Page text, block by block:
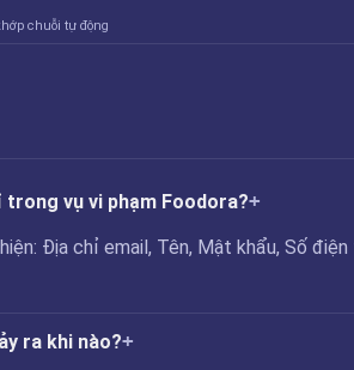
chuỗi tự động
vụ vi phạm Foodora?
Địa chỉ email, Tên, Mật khẩu, Số
ra khi nào?